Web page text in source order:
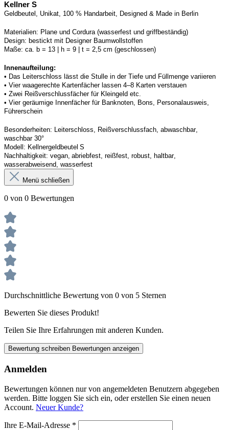
Kellner S
Geldbeutel, Unikat, 100 % Handarbeit, Designed & Made in Berlin
Materialien: Plane und Cordura (wasserfest und griffbeständig)
Design: bestickt mit Designer Baumwollstoffen
Maße: ca. b = 13 | h = 9 | t = 2,5 cm (geschlossen)
Innenaufteilung:
• Das Leiterschloss lässt die Stulle in der Tiefe und Füllmenge variieren
• Vier waagerechte Kartenfächer lassen 4–8 Karten verstauen
• Zwei Reißverschlussfächer für Kleingeld etc.
• Vier geräumige Innenfächer für Banknoten, Bons, Personalausweis,
Führerschein
Besonderheiten: Leiterschloss, Reißverschlussfach, abwaschbar,
waschbar 30°
Modell: Kellnergeldbeutel S
Nachhaltigkeit: vegan, abriebfest, reißfest, robust, haltbar,
wasserabweisend, wasserfest
Menü schließen
0 von 0 Bewertungen
Durchschnittliche Bewertung von 0 von 5 Sternen
Bewerten Sie dieses Produkt!
Teilen Sie Ihre Erfahrungen mit anderen Kunden.
Bewertung schreiben Bewertungen anzeigen
Anmelden
Bewertungen können nur von angemeldeten Benutzern abgegeben
werden. Bitte loggen Sie sich ein, oder erstellen Sie einen neuen
Account. Neuer Kunde?
Ihre E-Mail-Adresse *